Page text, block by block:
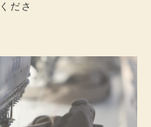
ださ